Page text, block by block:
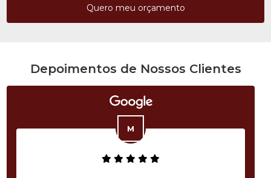
Quero meu orçamento
Depoimentos de Nossos Clientes